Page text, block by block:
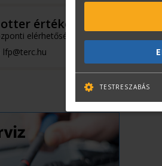
értékesítés
elérhetőségek
lfp@terc.hu
TESTRESZABÁS